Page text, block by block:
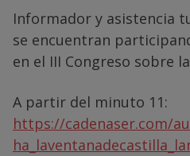
Informador y asistencia
se encuentran
en el III Congreso sobre
A partir del minuto 11:
https://cadenaser.com/